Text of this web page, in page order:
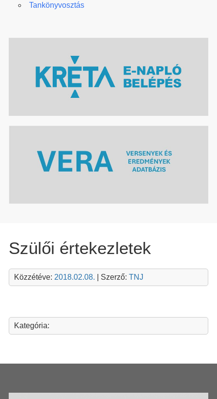
Tankönyvosztás
Szülői értekezletek
Közzétéve: 2018.02.08. | Szerző: TNJ
Kategória: